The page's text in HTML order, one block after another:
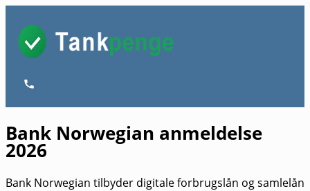
indholdet
Bank Norwegian anmeldelse
2026
Bank Norwegian tilbyder digitale forbrugslån og samlelån